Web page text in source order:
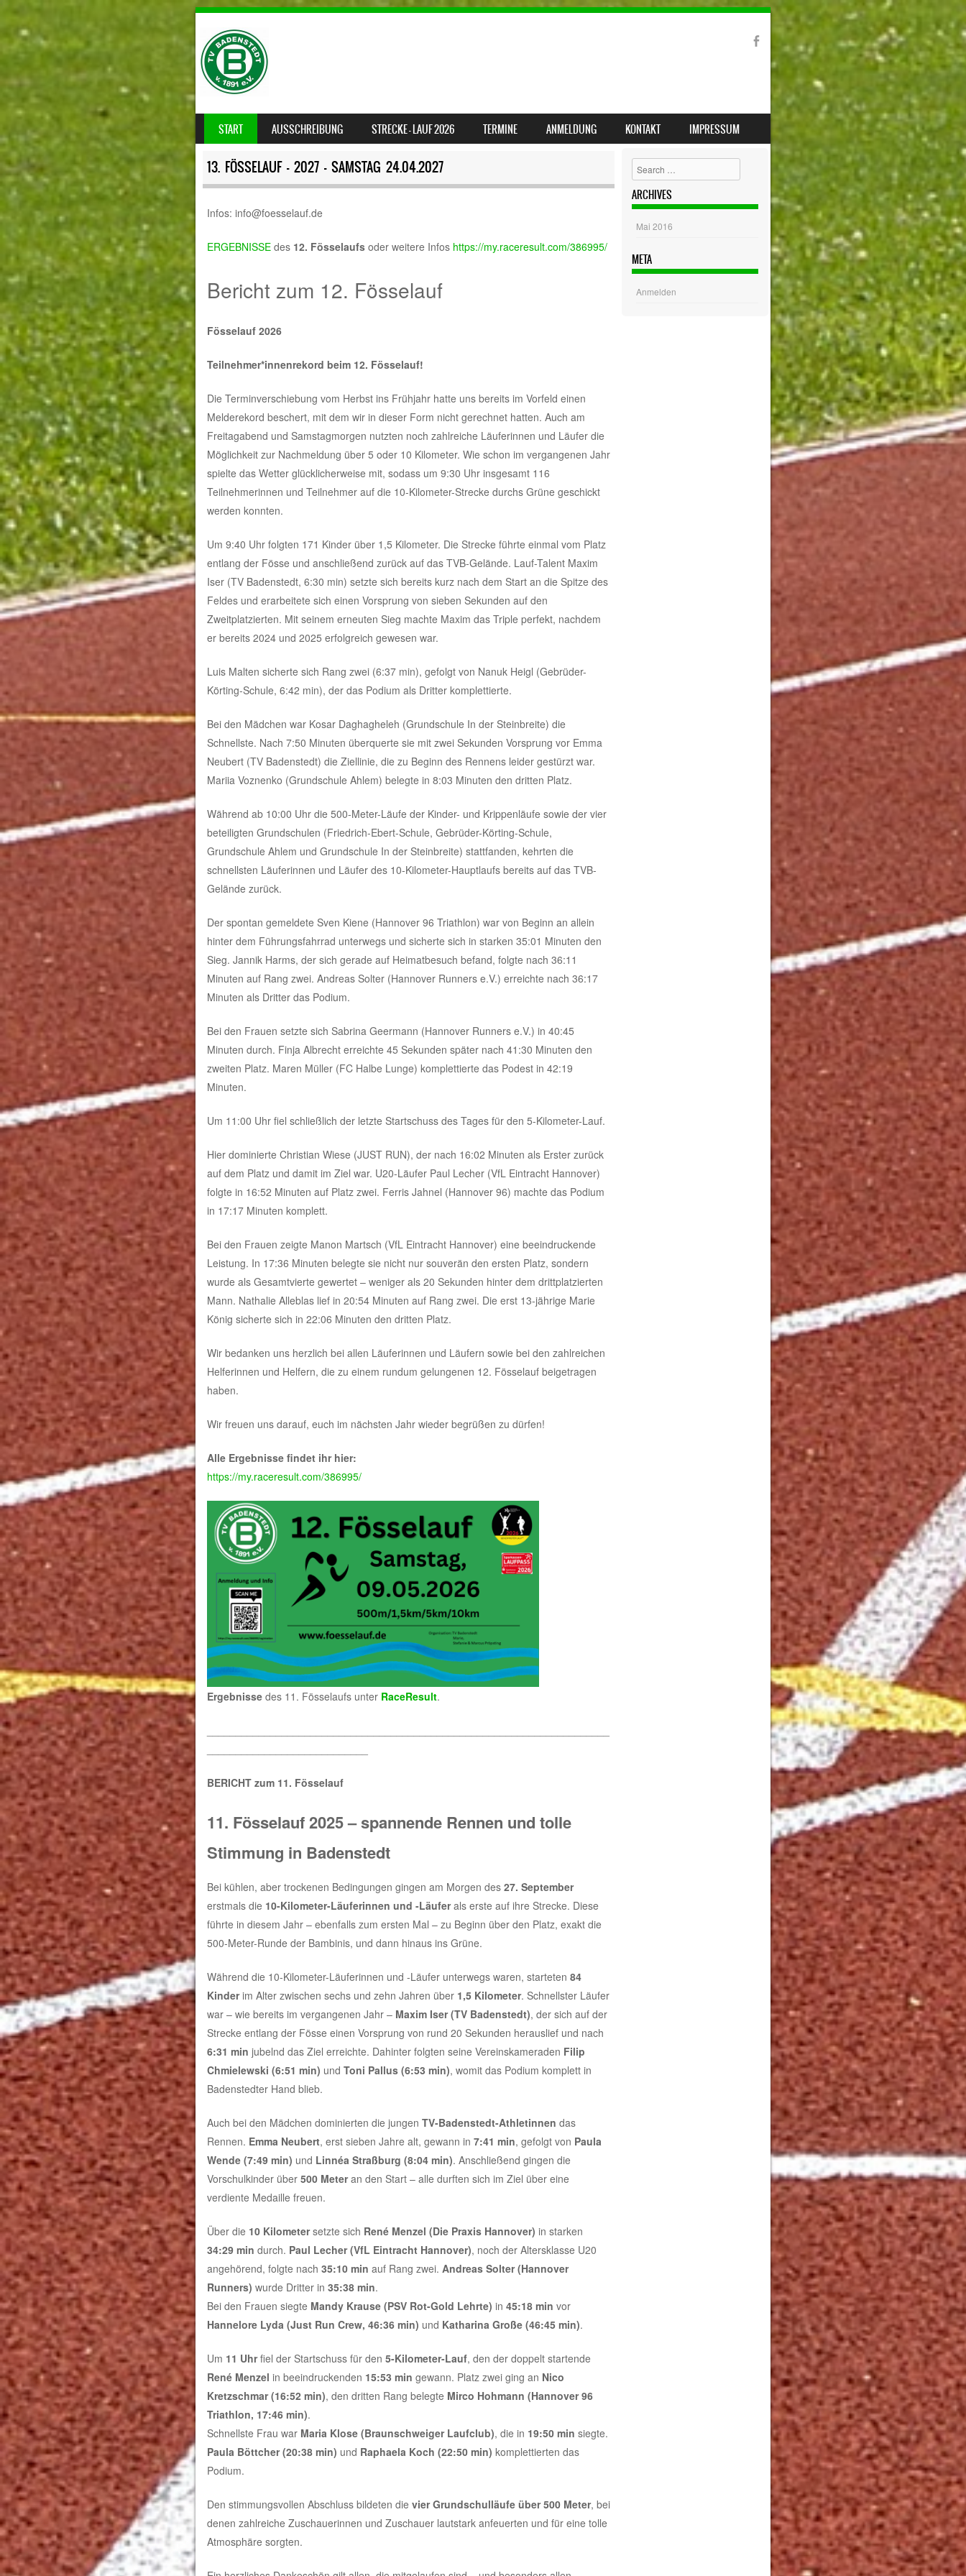
MENU
SKIP TO CONTENT
START AUSSCHREIBUNG STRECKE – LAUF 2026 TERMINE ANMELDUNG KONTAKT IMPRESSUM
13. FÖSSELAUF – 2027 — SAMSTAG 24.04.2027
Infos: info@foesselauf.de
ERGEBNISSEdes 12. Fösselaufsoder weitere Infos https://my.raceresult.com/386995/
Bericht zum 12. Fösselauf
Fösselauf 2026
Teilnehmer*innenrekord beim 12. Fösselauf!
Die Terminverschiebung vom Herbst ins Frühjahr hatte uns bereits im Vorfeld einen
Melderekord beschert, mit dem wir in dieser Form nicht gerechnet hatten. Auch am
Freitagabend und Samstagmorgen nutzten noch zahlreiche Läuferinnen und Läufer die
Möglichkeit zur Nachmeldung über 5 oder 10 Kilometer. Wie schon im vergangenen Jahr
spielte das Wetter glücklicherweise mit, sodass um 9:30 Uhr insgesamt 116
Teilnehmerinnen und Teilnehmer auf die 10-Kilometer-Strecke durchs Grüne geschickt
werden konnten.
Um 9:40 Uhr folgten 171 Kinder über 1,5 Kilometer. Die Strecke führte einmal vom Platz
entlang der Fösse und anschließend zurück auf das TVB-Gelände. Lauf-Talent Maxim
Iser (TV Badenstedt, 6:30 min) setzte sich bereits kurz nach dem Start an die Spitze des
Feldes und erarbeitete sich einen Vorsprung von sieben Sekunden auf den
Zweitplatzierten. Mit seinem erneuten Sieg machte Maxim das Triple perfekt, nachdem
er bereits 2024 und 2025 erfolgreich gewesen war.
Luis Malten sicherte sich Rang zwei (6:37 min), gefolgt von Nanuk Heigl (Gebrüder-
Körting-Schule, 6:42 min), der das Podium als Dritter komplettierte.
Bei den Mädchen war Kosar Daghagheleh (Grundschule In der Steinbreite) die
Schnellste. Nach 7:50 Minuten überquerte sie mit zwei Sekunden Vorsprung vor Emma
Neubert (TV Badenstedt) die Ziellinie, die zu Beginn des Rennens leider gestürzt war.
Mariia Voznenko (Grundschule Ahlem) belegte in 8:03 Minuten den dritten Platz.
Während ab 10:00 Uhr die 500-Meter-Läufe der Kinder- und Krippenläufe sowie der vier
beteiligten Grundschulen (Friedrich-Ebert-Schule, Gebrüder-Körting-Schule,
Grundschule Ahlem und Grundschule In der Steinbreite) stattfanden, kehrten die
schnellsten Läuferinnen und Läufer des 10-Kilometer-Hauptlaufs bereits auf das TVB-
Gelände zurück.
Der spontan gemeldete Sven Kiene (Hannover 96 Triathlon) war von Beginn an allein
hinter dem Führungsfahrrad unterwegs und sicherte sich in starken 35:01 Minuten den
Sieg. Jannik Harms, der sich gerade auf Heimatbesuch befand, folgte nach 36:11
Minuten auf Rang zwei. Andreas Solter (Hannover Runners e.V.) erreichte nach 36:17
Minuten als Dritter das Podium.
Bei den Frauen setzte sich Sabrina Geermann (Hannover Runners e.V.) in 40:45
Minuten durch. Finja Albrecht erreichte 45 Sekunden später nach 41:30 Minuten den
zweiten Platz. Maren Müller (FC Halbe Lunge) komplettierte das Podest in 42:19
Minuten.
Um 11:00 Uhr fiel schließlich der letzte Startschuss des Tages für den 5-Kilometer-Lauf.
Hier dominierte Christian Wiese (JUST RUN), der nach 16:02 Minuten als Erster zurück
auf dem Platz und damit im Ziel war. U20-Läufer Paul Lecher (VfL Eintracht Hannover)
folgte in 16:52 Minuten auf Platz zwei. Ferris Jahnel (Hannover 96) machte das Podium
in 17:17 Minuten komplett.
Bei den Frauen zeigte Manon Martsch (VfL Eintracht Hannover) eine beeindruckende
Leistung. In 17:36 Minuten belegte sie nicht nur souverän den ersten Platz, sondern
wurde als Gesamtvierte gewertet – weniger als 20 Sekunden hinter dem drittplatzierten
Mann. Nathalie Alleblas lief in 20:54 Minuten auf Rang zwei. Die erst 13-jährige Marie
König sicherte sich in 22:06 Minuten den dritten Platz.
Wir bedanken uns herzlich bei allen Läuferinnen und Läufern sowie bei den zahlreichen
Helferinnen und Helfern, die zu einem rundum gelungenen 12. Fösselauf beigetragen
haben.
Wir freuen uns darauf, euch im nächsten Jahr wieder begrüßen zu dürfen!
Alle Ergebnisse findet ihr hier:
https://my.raceresult.com/386995/
Ergebnissedes 11. Fösselaufs unter RaceResult.
BERICHT zum 11. Fösselauf
11. Fösselauf 2025 – spannende Rennen und tolle
Stimmung in Badenstedt
Bei kühlen, aber trockenen Bedingungen gingen am Morgen des 27. September
erstmals die 10-Kilometer-Läuferinnen und -Läuferals erste auf ihre Strecke. Diese
führte in diesem Jahr – ebenfalls zum ersten Mal – zu Beginn über den Platz, exakt die
500-Meter-Runde der Bambinis, und dann hinaus ins Grüne.
Während die 10-Kilometer-Läuferinnen und -Läufer unterwegs waren, starteten 84
Kinderim Alter zwischen sechs und zehn Jahren über 1,5 Kilometer. Schnellster Läufer
war – wie bereits im vergangenen Jahr – Maxim Iser (TV Badenstedt), der sich auf der
Strecke entlang der Fösse einen Vorsprung von rund 20 Sekunden herauslief und nach
6:31 min jubelnd das Ziel erreichte. Dahinter folgten seine Vereinskameraden Filip
Chmielewski (6:51 min) und Toni Pallus (6:53 min), womit das Podium komplett in
Badenstedter Hand blieb.
Auch bei den Mädchen dominierten die jungen TV-Badenstedt-Athletinnen das
Rennen. Emma Neubert, erst sieben Jahre alt, gewann in 7:41 min, gefolgt von Paula
Wende (7:49 min) und Linnéa Straßburg (8:04 min). Anschließend gingen die
Vorschulkinder über 500 Meteran den Start – alle durften sich im Ziel über eine
verdiente Medaille freuen.
Über die 10 Kilometersetzte sich René Menzel (Die Praxis Hannover) in starken
34:29 min durch. Paul Lecher (VfL Eintracht Hannover), noch der Altersklasse U20
angehörend, folgte nach 35:10 min auf Rang zwei. Andreas Solter (Hannover
Runners) wurde Dritter in 35:38 min.
Bei den Frauen siegte Mandy Krause (PSV Rot-Gold Lehrte) in 45:18 min vor
Hannelore Lyda (Just Run Crew, 46:36 min) und Katharina Große (46:45 min).
Um 11 Uhrfiel der Startschuss für den 5-Kilometer-Lauf, den der doppelt startende
René Menzel in beeindruckenden 15:53 min gewann. Platz zwei ging an Nico
Kretzschmar (16:52 min), den dritten Rang belegte Mirco Hohmann (Hannover 96
Triathlon, 17:46 min).
Schnellste Frau war Maria Klose (Braunschweiger Laufclub), die in 19:50 min siegte.
Paula Böttcher (20:38 min) und Raphaela Koch (22:50 min) komplettierten das
Podium.
Den stimmungsvollen Abschluss bildeten die vier Grundschulläufe über 500 Meter, bei
denen zahlreiche Zuschauerinnen und Zuschauer lautstark anfeuerten und für eine tolle
Atmosphäre sorgten.
Search
ARCHIVES
Mai 2016
META
Anmelden